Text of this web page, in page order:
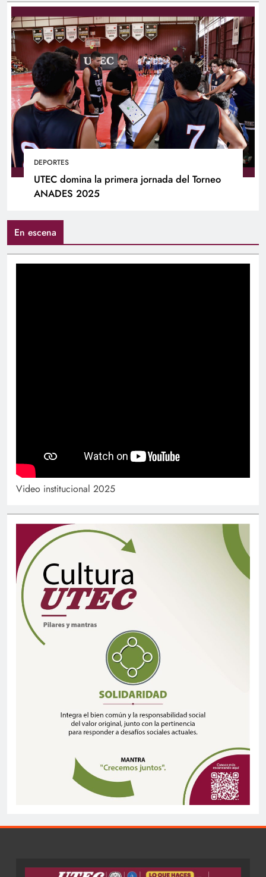
DEPORTES
UTEC domina la primera jornada del Torneo
ANADES 2025
En escena
Video institucional 2025